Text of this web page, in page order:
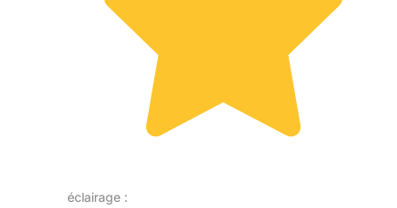
éclairage :